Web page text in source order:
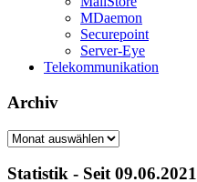
MDaemon
Securepoint
Server-Eye
Telekommunikation
Archiv
Archiv
Statistik - Seit 09.06.2021